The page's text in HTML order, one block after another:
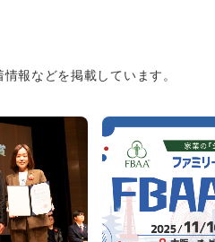
報などを掲載しています。